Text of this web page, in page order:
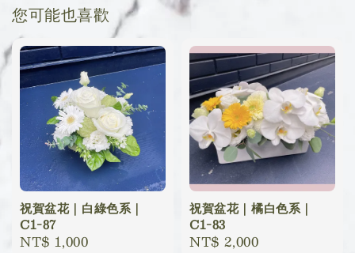
您可能也喜歡
祝賀盆花｜白綠色系｜
C1-87
Regular
NT$ 1,000
祝賀盆花｜橘白色系｜
C1-83
Regular
NT$ 2,000